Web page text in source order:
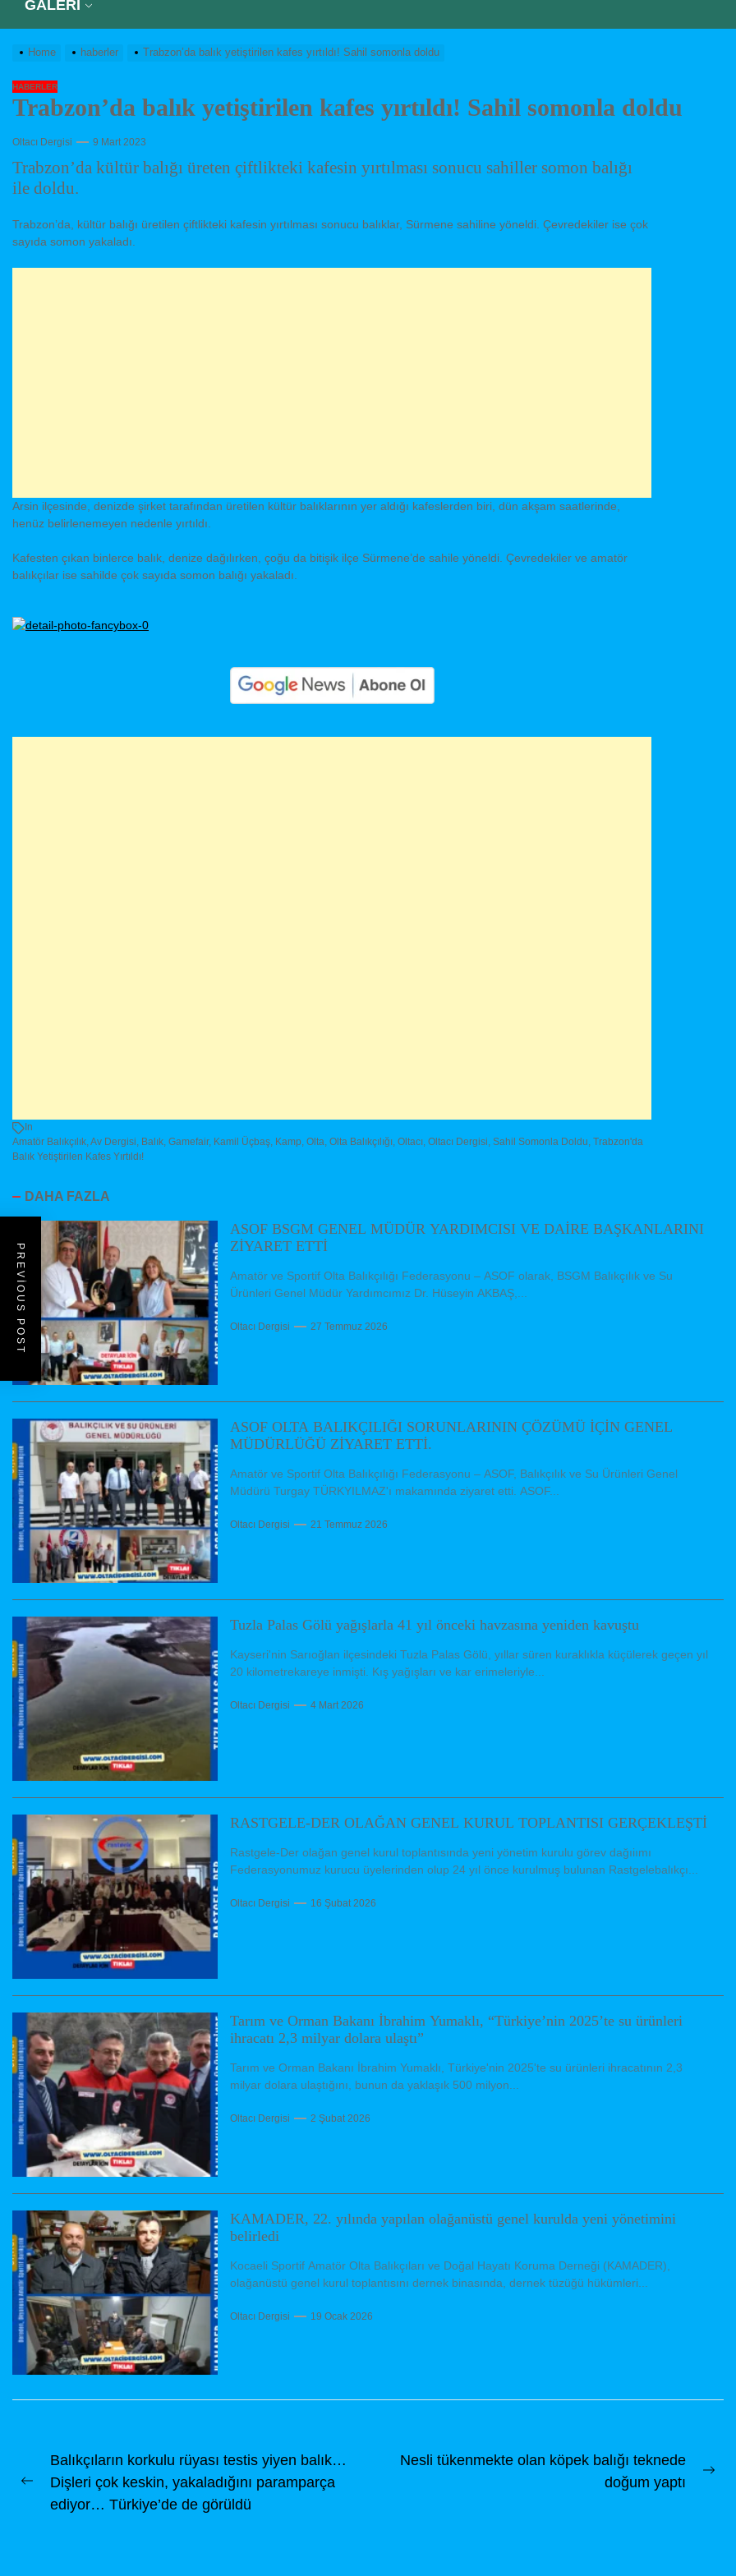
GALERİ
Home haberler Trabzon’da balık yetiştirilen kafes yırtıldı! Sahil somonla doldu
HABERLER
Trabzon’da balık yetiştirilen kafes yırtıldı! Sahil somonla doldu
Oltacı Dergisi 9 Mart 2023
Trabzon’da kültür balığı üreten çiftlikteki kafesin yırtılması sonucu sahiller somon balığı
ile doldu.
Trabzon’da, kültür balığı üretilen çiftlikteki kafesin yırtılması sonucu balıklar, Sürmene sahiline yöneldi. Çevredekiler ise çok
sayıda somon yakaladı.
Arsin ilçesinde, denizde şirket tarafından üretilen kültür balıklarının yer aldığı kafeslerden biri, dün akşam saatlerinde,
henüz belirlenemeyen nedenle yırtıldı.
Kafesten çıkan binlerce balık, denize dağılırken, çoğu da bitişik ilçe Sürmene’de sahile yöneldi. Çevredekiler ve amatör
balıkçılar ise sahilde çok sayıda somon balığı yakaladı.
In
Amatör Balıkçılık,Av Dergisi, Balık, Gamefair, Kamil Üçbaş, Kamp, Olta, Olta Balıkçılığı, Oltacı, Oltacı Dergisi, Sahil Somonla Doldu, Trabzon'da
Balık Yetiştirilen Kafes Yırtıldı!
PREVIOUS POST
DAHA FAZLA
ASOF BSGM GENEL MÜDÜR YARDIMCISI VE DAİRE BAŞKANLARINI
ZİYARET ETTİ
Amatör ve Sportif Olta Balıkçılığı Federasyonu – ASOF olarak, BSGM Balıkçılık ve Su
Ürünleri Genel Müdür Yardımcımız Dr. Hüseyin AKBAŞ,...
Oltacı Dergisi 27 Temmuz 2026
ASOF OLTA BALIKÇILIĞI SORUNLARININ ÇÖZÜMÜ İÇİN GENEL
MÜDÜRLÜĞÜ ZİYARET ETTİ.
Amatör ve Sportif Olta Balıkçılığı Federasyonu – ASOF, Balıkçılık ve Su Ürünleri Genel
Müdürü Turgay TÜRKYILMAZ'ı makamında ziyaret etti. ASOF...
Oltacı Dergisi 21 Temmuz 2026
Tuzla Palas Gölü yağışlarla 41 yıl önceki havzasına yeniden kavuştu
Kayseri'nin Sarıoğlan ilçesindeki Tuzla Palas Gölü, yıllar süren kuraklıkla küçülerek geçen yıl
20 kilometrekareye inmişti. Kış yağışları ve kar erimeleriyle...
Oltacı Dergisi 4 Mart 2026
RASTGELE-DER OLAĞAN GENEL KURUL TOPLANTISI GERÇEKLEŞTİ
Rastgele-Der olağan genel kurul toplantısında yeni yönetim kurulu görev dağıiımı
Federasyonumuz kurucu üyelerinden olup 24 yıl önce kurulmuş bulunan Rastgelebalıkçı...
Oltacı Dergisi 16 Şubat 2026
Tarım ve Orman Bakanı İbrahim Yumaklı, “Türkiye’nin 2025’te su ürünleri
ihracatı 2,3 milyar dolara ulaştı”
Tarım ve Orman Bakanı İbrahim Yumaklı, Türkiye'nin 2025'te su ürünleri ihracatının 2,3
milyar dolara ulaştığını, bunun da yaklaşık 500 milyon...
Oltacı Dergisi 2 Şubat 2026
KAMADER, 22. yılında yapılan olağanüstü genel kurulda yeni yönetimini
belirledi
Kocaeli Sportif Amatör Olta Balıkçıları ve Doğal Hayatı Koruma Derneği (KAMADER),
olağanüstü genel kurul toplantısını dernek binasında, dernek tüzüğü hükümleri...
Oltacı Dergisi 19 Ocak 2026
Yazı
gezinmesi
Previous
Balıkçıların korkulu rüyası testis yiyen balık…
Dişleri çok keskin, yakaladığını paramparça
ediyor… Türkiye’de de görüldü
Nesli tükenmekte olan köpek balığı teknede
doğum yaptı